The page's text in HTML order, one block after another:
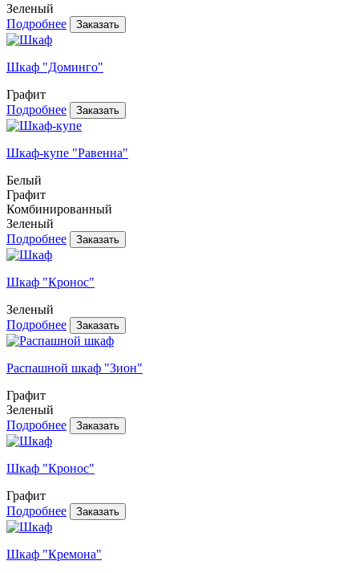
Зеленый
Подробнее
Шкаф "Доминго"
Графит
Подробнее
Шкаф-купе "Равенна"
Белый
Графит
Комбинированный
Зеленый
Подробнее
Шкаф "Кронос"
Зеленый
Подробнее
Распашной шкаф "Зион"
Графит
Зеленый
Подробнее
Шкаф "Кронос"
Графит
Подробнее
Шкаф "Кремона"